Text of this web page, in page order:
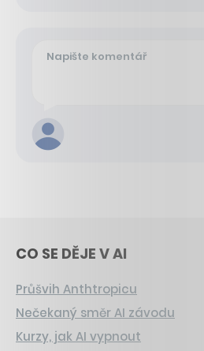
CO SE DĚJE V AI
Průšvih Anthtropicu
Nečekaný směr AI závodu
Kurzy, jak AI vypnout